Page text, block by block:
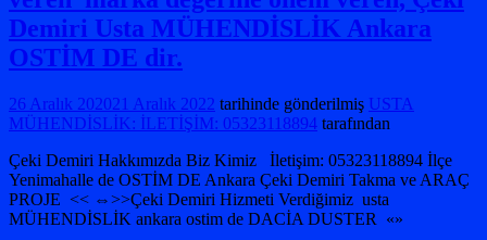
Demiri Usta MÜHENDİSLİK Ankara
OSTİM DE dir.
26 Aralık 202021 Aralık 2022 tarihinde gönderilmiş USTA
MÜHENDİSLİK: İLETİŞİM: 05323118894 tarafından
Çeki Demiri Hakkımızda Biz Kimiz İletişim: 05323118894 İlçe
Yenimahalle de OSTİM DE Ankara Çeki Demiri Takma ve ARAÇ
PROJE << ⇔>>Çeki Demiri Hizmeti Verdiğimiz usta
MÜHENDİSLİK ankara ostim de DACİA DUSTER «»